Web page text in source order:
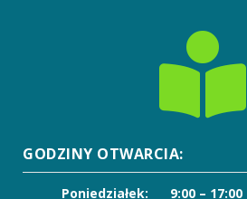

GODZINY OTWARCIA:
Poniedziałek: 9:00 – 17:00